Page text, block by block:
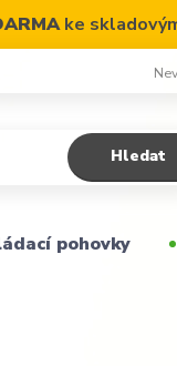
ke
Hledat
pohovky